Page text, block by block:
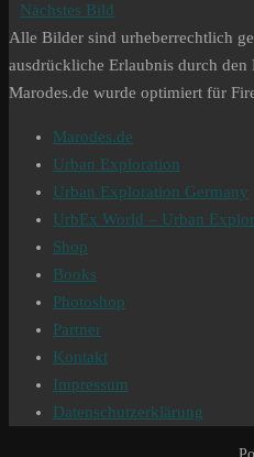
Nächstes Bild
Alle Bilder sind urheberrechtlich
ausdrückliche Erlaubnis durch den
Marodes.de wurde optimiert für
Marodes.de
Urban Exploration
Urban Exploration Germany
UrbEx World – Urban
Shop
Books
Photoshop
Partner
Kontakt
Impressum
Datenschutzerklärung